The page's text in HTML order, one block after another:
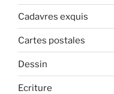
Cadavres exquis
Cartes postales
Dessin
Ecriture